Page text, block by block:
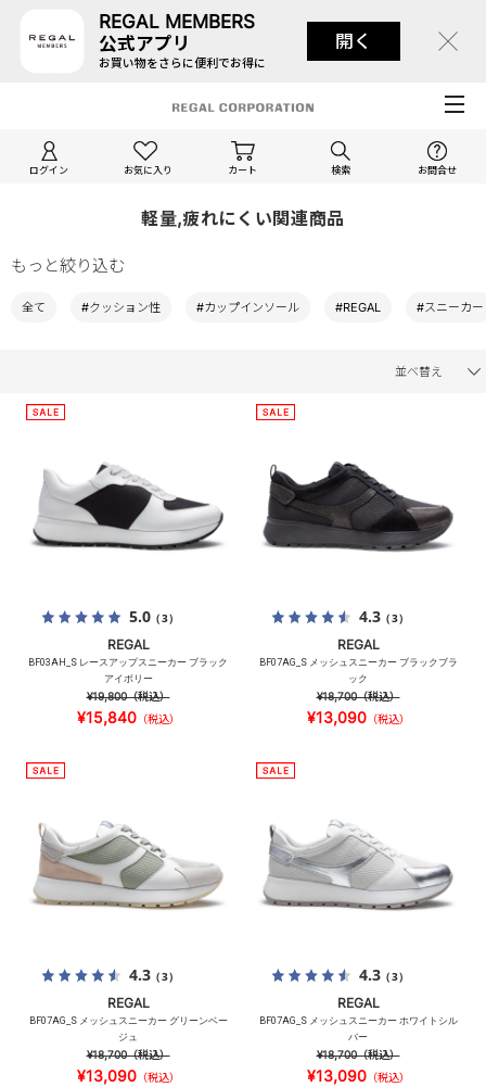
REGAL MEMBERS
公式アプリ
お買い物をさらに便利でお得に
開く
ログイン お気に入り カート 検索 お問合せ
軽量,疲れにくい関連商品
もっと絞り込む
全て #クッション性 #カップインソール #REGAL #スニーカー
並べ替え
5.0（3）
REGAL
BF03AH_S レースアップスニーカー ブラック
アイボリー
¥19,800（税込）
¥15,840（税込）
4.3（3）
REGAL
BF07AG_S メッシュスニーカー ブラックブラ
ック
¥18,700（税込）
¥13,090（税込）
4.3（3）
REGAL
BF07AG_S メッシュスニーカー グリーンベー
ジュ
¥18,700（税込）
¥13,090（税込）
4.3（3）
REGAL
BF07AG_S メッシュスニーカー ホワイトシル
バー
¥18,700（税込）
¥13,090（税込）